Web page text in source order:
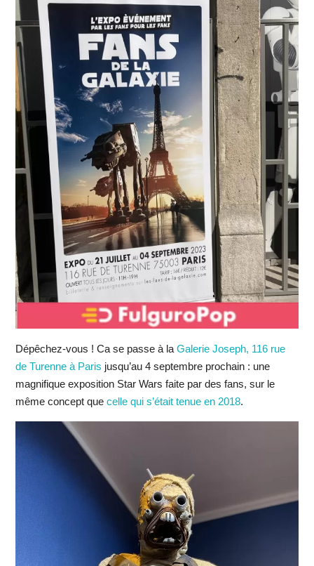
Dépêchez-vous ! Ca se passe à la Galerie Joseph, 116 rue
de Turenne à Paris jusqu’au 4 septembre prochain : une
magnifique exposition Star Wars faite par des fans, sur le
même concept que celle qui s’était tenue en 2018.